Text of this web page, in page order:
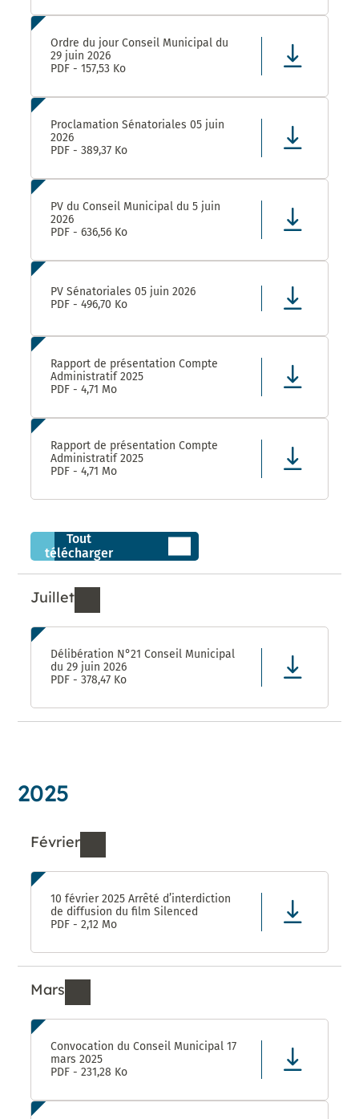
Ordre du jour Conseil Municipal du
29 juin 2026
PDF - 157,53 Ko
Proclamation Sénatoriales 05 juin
2026
PDF - 389,37 Ko
PV du Conseil Municipal du 5 juin
2026
PDF - 636,56 Ko
PV Sénatoriales 05 juin 2026
PDF - 496,70 Ko
Rapport de présentation Compte
Administratif 2025
PDF - 4,71 Mo
Rapport de présentation Compte
Administratif 2025
PDF - 4,71 Mo
Tout
télécharger
Juillet
Ressources de Juillet 2026
Délibération N°21 Conseil Municipal
du 29 juin 2026
PDF - 378,47 Ko
2025
Février
Ressources de Février 2025
10 février 2025 Arrêté d’interdiction
de diffusion du film Silenced
PDF - 2,12 Mo
Mars
Ressources de Mars 2025
Convocation du Conseil Municipal 17
mars 2025
PDF - 231,28 Ko